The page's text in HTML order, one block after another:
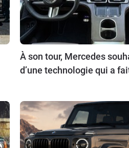
À son tour, Mercedes
d’une technologie qui a